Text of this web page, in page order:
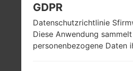
GDPR
Datenschutzrichtlinie
Diese Anwendung
personenbezogene Daten